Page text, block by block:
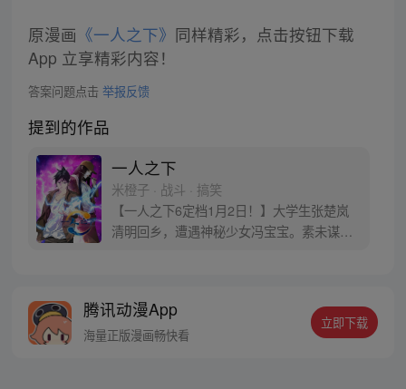
原漫画 《一人之下》 同样精彩，点击按钮下载
App 立享精彩内容！
答案问题点击 举报反馈
提到的作品
一人之下
米橙子 · 战斗 · 搞笑
【一人之下6定档1月2日！】大学生张楚岚
清明回乡，遭遇神秘少女冯宝宝。素未谋面
密，张楚岚的生活被彻底颠覆，与冯宝宝一
同踏上“异人”之旅。
腾讯动漫App
海量正版漫画畅快看
立即下载